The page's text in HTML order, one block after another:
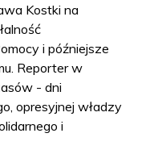
Kostki na
i późniejsze
Reporter w
- dni
opresyjnej władzy
i